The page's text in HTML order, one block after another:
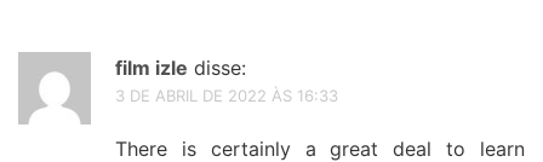
film izle disse:
3 DE ABRIL DE 2022 ÀS 16:33
There is certainly a great deal to learn